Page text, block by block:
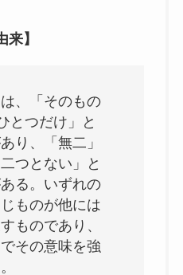
が金融政策を決める会議をわ
そか)の意味とは？使い方や例
んむけつ)とは？意味や使い方
く解説
来】
は、「そのもの
とつだけ」と
り、「無二」
つとない」と
る。いずれの
ものが他には
ものであり、
その意味を強